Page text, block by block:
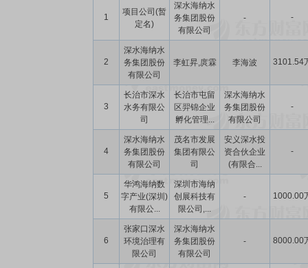
1
项目公司(暂
定名)
深水海纳水
务集团股份
有限公司
- -
2
深水海纳水
务集团股份
有限公司
李虹昇,庹霖 李海波 3101.54
3
长治市深水
水务有限公
司
长治市屯留
区羿锦企业
孵化管理...
深水海纳水
务集团股份
有限公司
-
4
深水海纳水
务集团股份
有限公司
茂名市发展
集团有限公
司
安义深水投
资合伙企业
(有限合...
-
5
华鸿海纳数
字产业(深圳)
有限公...
深圳市海纳
创展科技有
限公司,...
- 1000.00
6
张家口深水
环境治理有
限公司
深水海纳水
务集团股份
有限公司
- 8000.00